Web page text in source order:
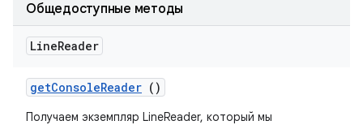
Общедоступные методы
LineReader
getConsoleReader ()
Получаем экземпляр LineReader, который мы